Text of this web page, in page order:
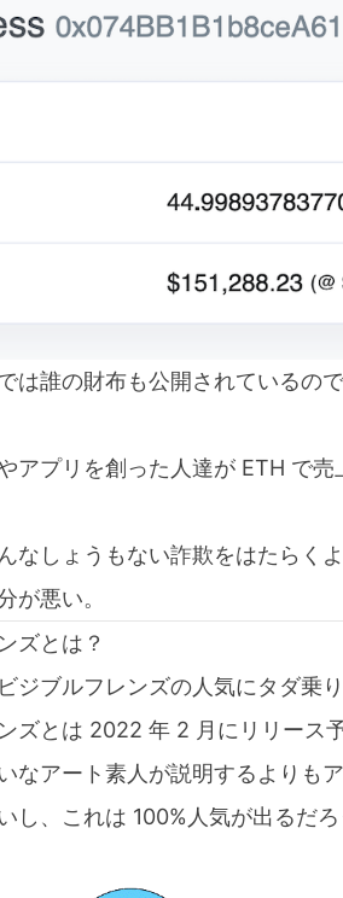
は誰の財布も公開されているの
アプリを創った人達が ETH で
なしょうもない詐欺をはたらく
が悪い。
ズとは？
ジブルフレンズの人気にタダ乗
ズとは 2022 年 2 月にリリース
なアート素人が説明するよりも
し、これは 100%人気が出るだ